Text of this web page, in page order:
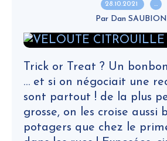
28.10.2021 …
Par Dan SAUBION
Trick or Treat ? Un
… et si on négociait une
sont partout ! de la plus
grosse, on les croise aussi
potagers que chez le